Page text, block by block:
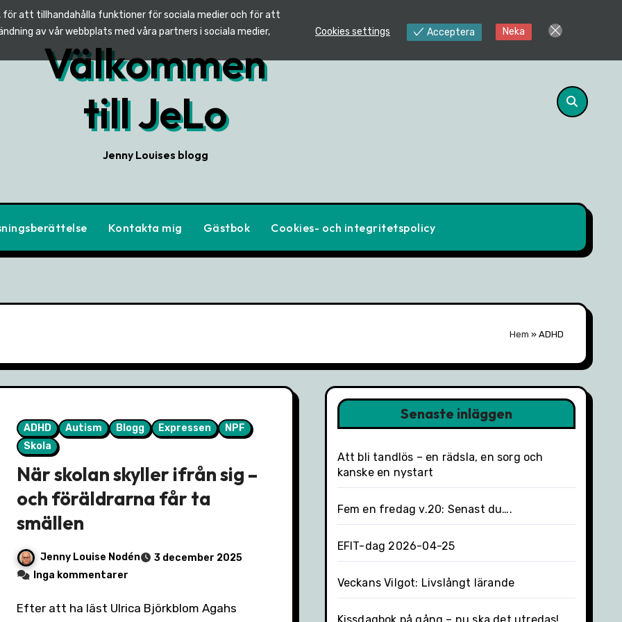
Välkommen
till JeLo
Jenny Louises blogg
Kontakta mig Gästbok Cookies- och integritetspolicy
Hem » ADHD
ADHD Autism Blogg Expressen
NPF
Skola
När skolan skyller ifrån sig –
och föräldrarna får ta
smällen
Jenny Louise Nodén
3 december 2025
Inga kommentarer
Efter att ha läst Ulrica Björkblom Agahs
Senaste inläggen
Att bli tandlös – en rädsla, en sorg och
kanske en nystart
Fem en fredag v.20: Senast du….
EFIT-dag 2026-04-25
Veckans Vilgot: Livslångt lärande
för att tillhandahålla funktioner för sociala medier och för att
av vår webbplats med våra partners i sociala medier,
Cookies settings Acceptera Neka